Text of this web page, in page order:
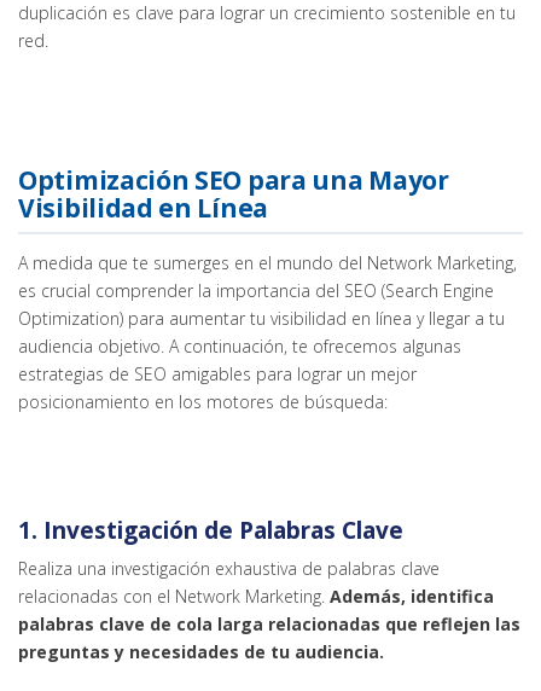
duplicación es clave para lograr un crecimiento sostenible en tu
red.
Optimización SEO para una Mayor
Visibilidad en Línea
A medida que te sumerges en el mundo del Network Marketing,
es crucial comprender la importancia del SEO (Search Engine
Optimization) para aumentar tu visibilidad en línea y llegar a tu
audiencia objetivo. A continuación, te ofrecemos algunas
estrategias de SEO amigables para lograr un mejor
posicionamiento en los motores de búsqueda:
1. Investigación de Palabras Clave
Realiza una investigación exhaustiva de palabras clave
relacionadas con el Network Marketing. Además, identifica
palabras clave de cola larga relacionadas que reflejen las
preguntas y necesidades de tu audiencia.